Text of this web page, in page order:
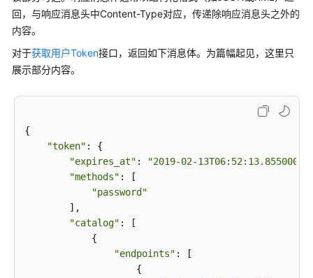
构
请
求
认
权
返
结
果
回，与响应消息头中Content-Type对应， 传递除响应消息头之外的
内容。
对于获取用户Token接口，返回如下消息体。为篇幅起见，这里只
展示部分内容。
{
"token" : {
"expires_at" : "2019-02-13T06:52:13.855000Z"
"methods" : [
"password"
        ],
"catalog" : [
            {
"endpoints" : [
                    {